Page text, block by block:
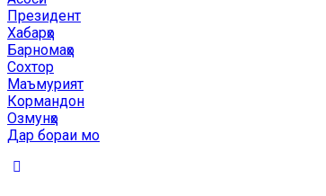
Президент
Хабарҳо
Барномаҳо
Сохтор
Маъмурият
Кормандон
Озмунҳо
Дар бораи мо